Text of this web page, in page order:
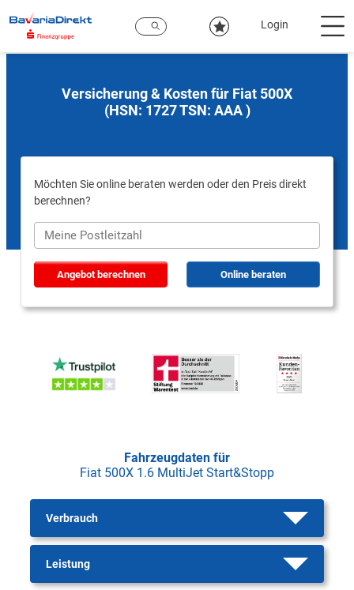
Hauptinhalt
Login
Versicherung & Kosten für Fiat 500X
(HSN: 1727 TSN: AAA )
Möchten Sie online beraten werden oder den Preis direkt
berechnen?
Angebot berechnen Online beraten
Fahrzeugdaten für
Fiat 500X 1.6 MultiJet Start&Stopp
Verbrauch
Leistung